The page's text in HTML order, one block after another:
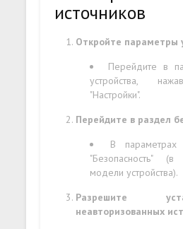
источников
Откройте параметры
Перейдите в
устройства,
"Настройки".
Перейдите в раздел
В параметрах
"Безопасность"
модели устройства).
Разрешите
неавторизованных